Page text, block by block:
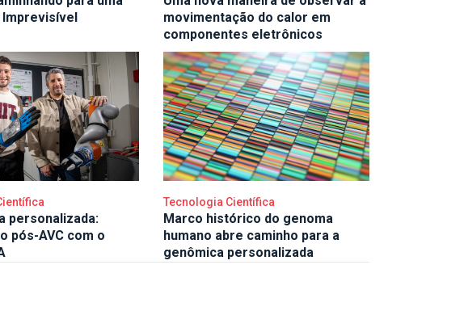
personalizada:
pós-AVC com o
movimentação do calor em
componentes eletrônicos
Tecnologia Científica
Marco histórico do genoma
humano abre caminho para a
genômica personalizada